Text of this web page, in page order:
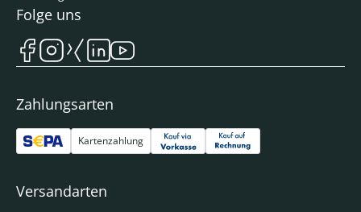
Zahlungsarten
Kartenzahlung
Versandarten
Folge uns